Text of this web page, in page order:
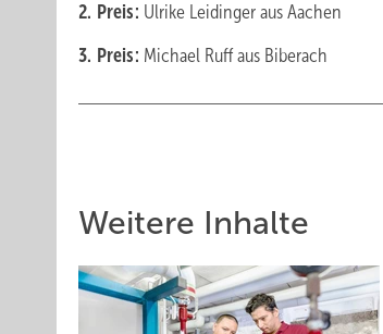
2. Preis: Ulrike Leidinger aus Aachen
3. Preis: Michael Ruff aus Biberach
Weitere Inhalte